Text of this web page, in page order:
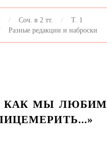
Соч. в 2 тт.
Т. 1
Разные редакции и наброски
КАК МЫ ЛЮБИМ